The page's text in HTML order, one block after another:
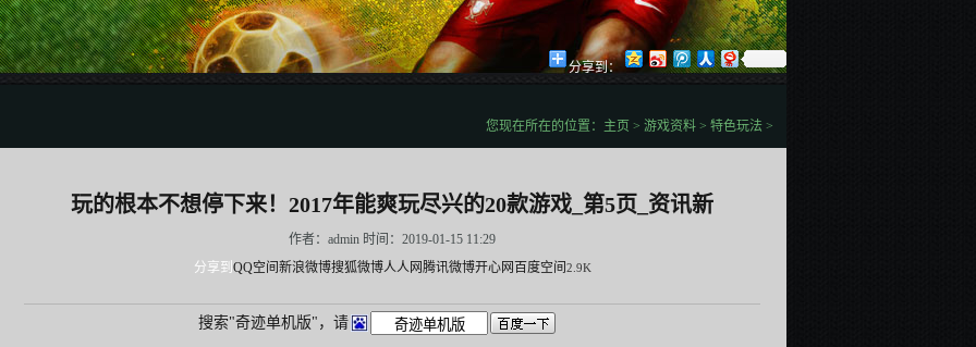
分享到：
您现在所在的位置： 主页 > 游戏资料> 特色玩法>
玩的根本不想停下来！2017年能爽玩尽兴的20款游戏_第5页_资讯新
作者：admin 时间：2019-01-15 11:29
分享到 QQ空间 新浪微博搜狐微博人人网腾讯微博开心网 百度空间 2.9K
搜索"奇迹单机版"，请